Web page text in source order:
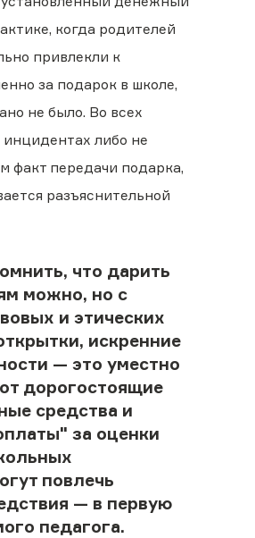
когда родителей
привлекли к
за подарок в школе,
не было. Во всех
либо не
факт передачи подарка,
разъяснительной
что дарить
можно, но с
и этических
искренние
— это уместно
дорогостоящие
средства и
за оценки
повлечь
— в первую
педагога.